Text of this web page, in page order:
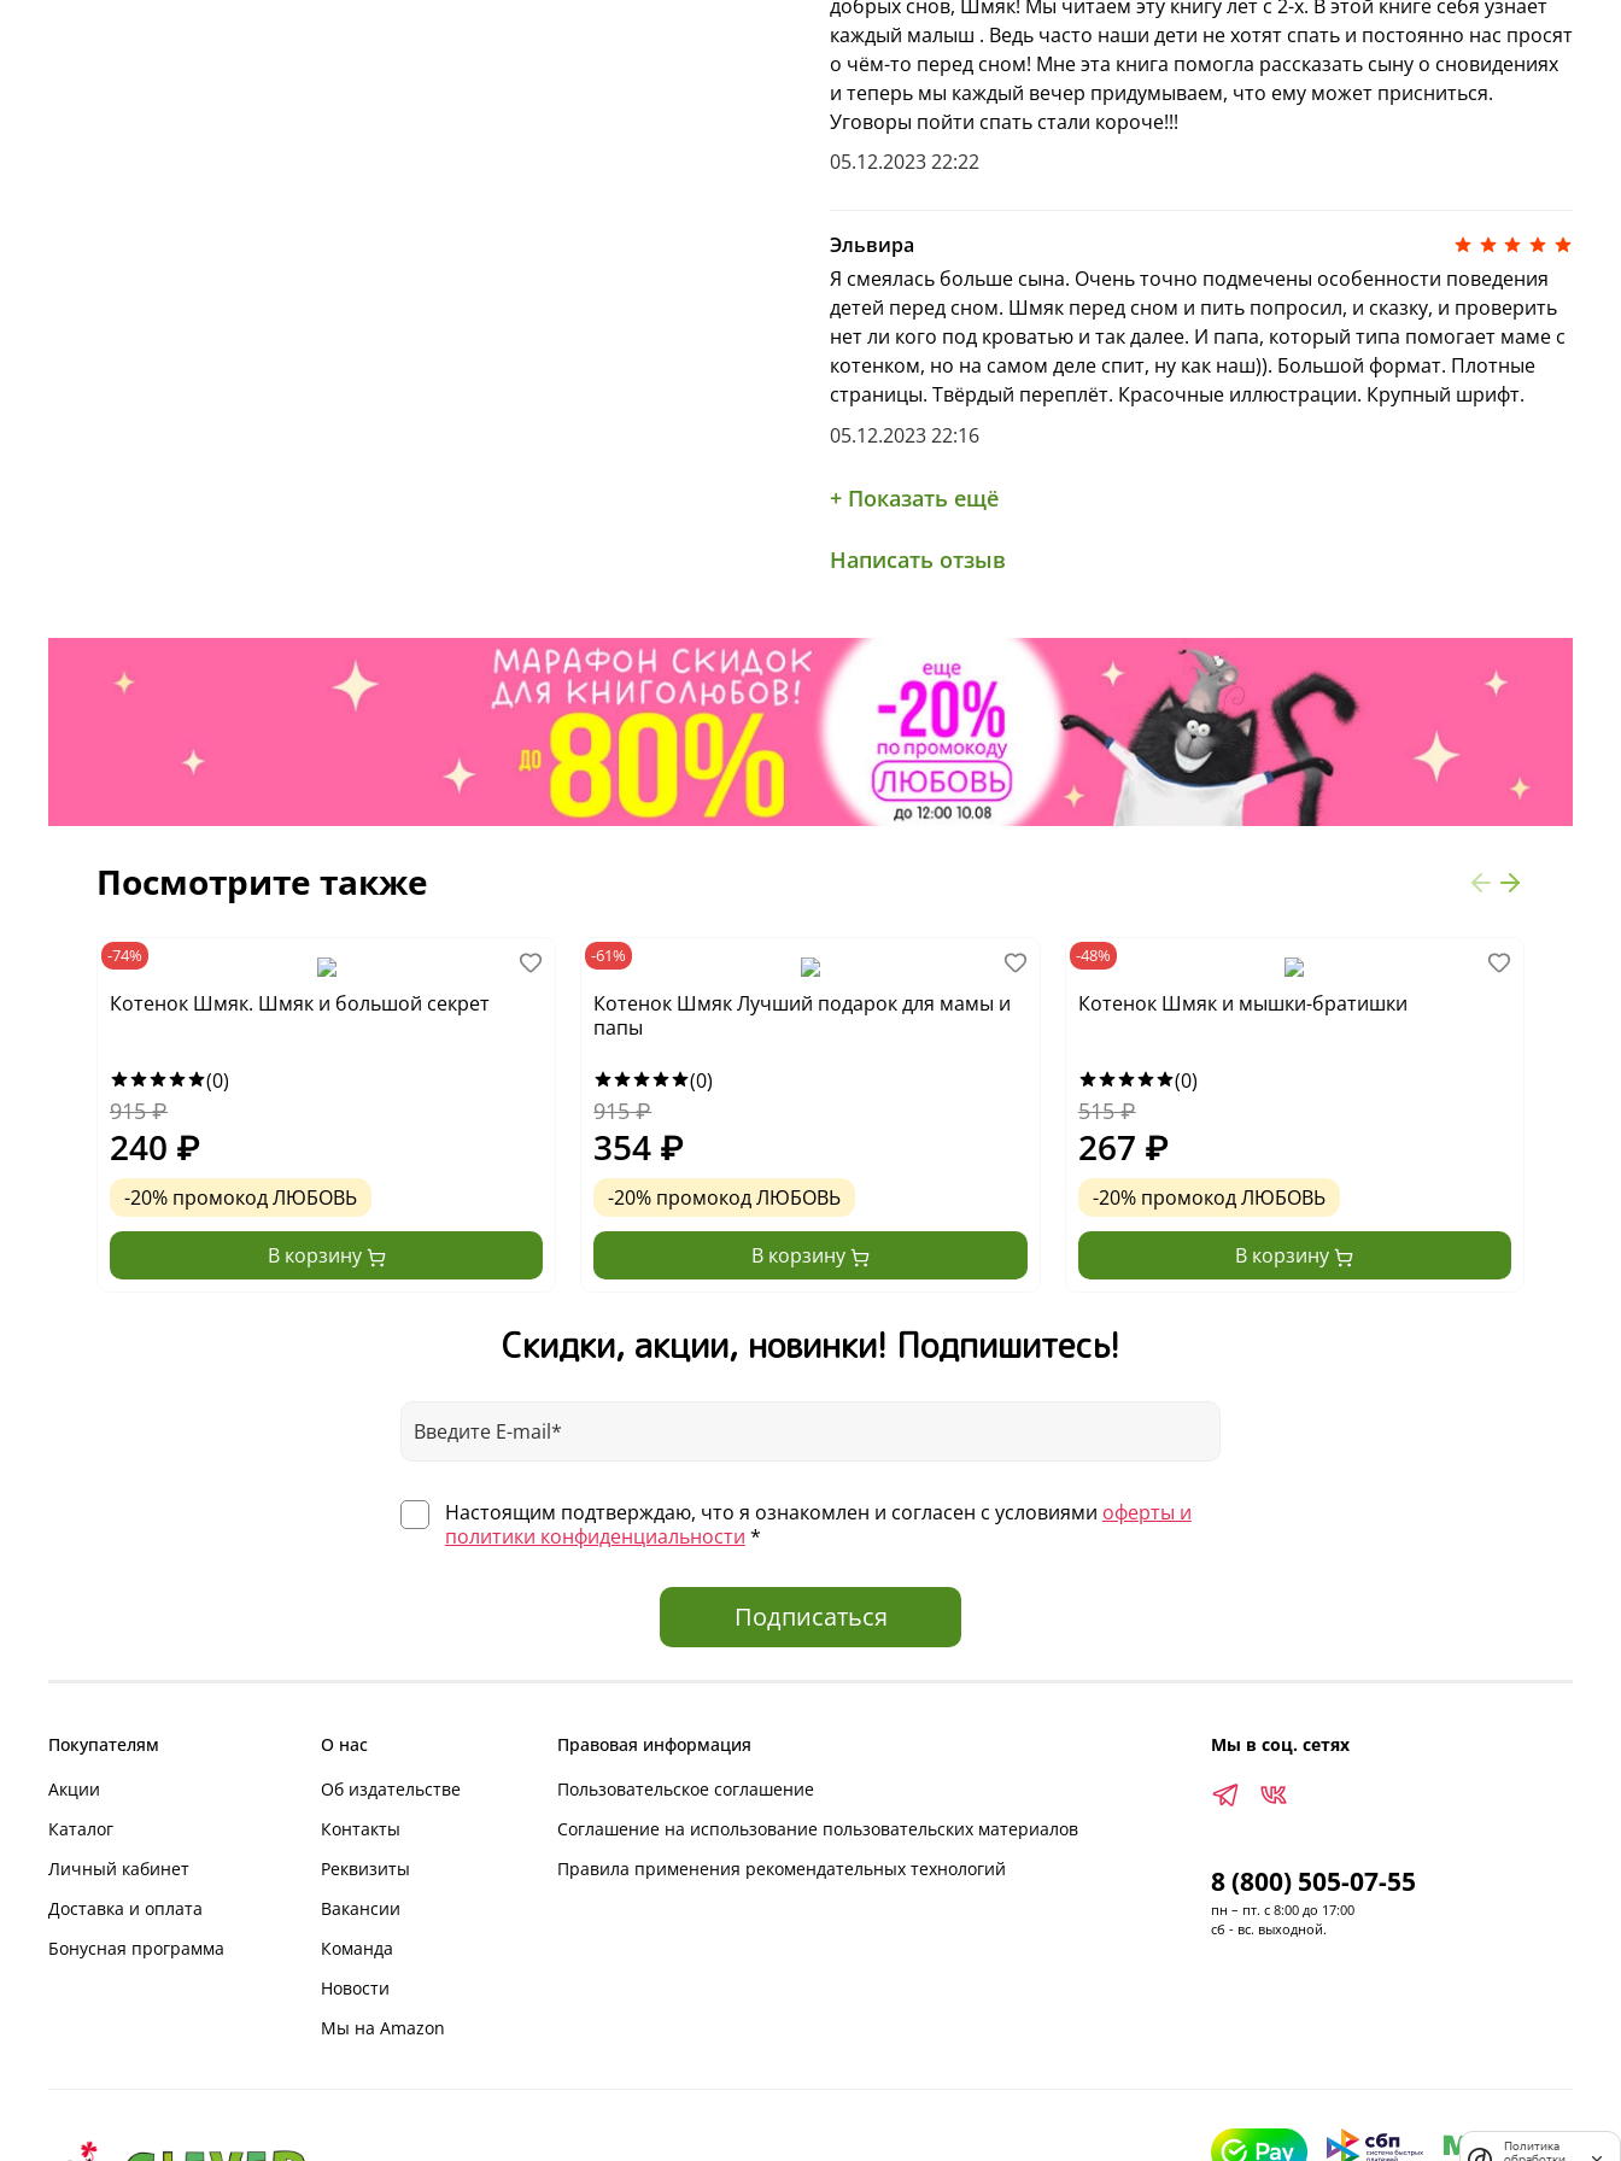
добрых снов, Шмяк! Мы читаем эту книгу лет с 2-х. В этой книге себя узнает
каждый малыш . Ведь часто наши дети не хотят спать и постоянно нас просят
о чём-то перед сном! Мне эта книга помогла рассказать сыну о сновидениях
и теперь мы каждый вечер придумываем, что ему может присниться.
Уговоры пойти спать стали короче!!!
05.12.2023 22:22
Эльвира
Я смеялась больше сына. Очень точно подмечены особенности поведения
детей перед сном. Шмяк перед сном и пить попросил, и сказку, и проверить
нет ли кого под кроватью и так далее. И папа, который типа помогает маме с
котенком, но на самом деле спит, ну как наш)). Большой формат. Плотные
страницы. Твёрдый переплёт. Красочные иллюстрации. Крупный шрифт.
05.12.2023 22:16
+ Показать ещё
Написать отзыв
Посмотрите также
-74%
Котенок Шмяк. Шмяк и большой секрет
(0)
915₽
240 ₽
-20% промокод ЛЮБОВЬ
В корзину
-61%
Котенок Шмяк Лучший подарок для мамы и
папы
(0)
915₽
354 ₽
-20% промокод ЛЮБОВЬ
В корзину
-48%
Котенок Шмяк и мышки-братишки
(0)
515₽
267 ₽
-20% промокод ЛЮБОВЬ
В корзину
Скидки, акции, новинки! Подпишитесь!
Настоящим подтверждаю, что я ознакомлен и согласен с условиями оферты и
политики конфиденциальности *
Подписаться
Покупателям
Акции
Каталог
Личный кабинет
Доставка и оплата
Бонусная программа
О нас
Об издательстве
Контакты
Реквизиты
Вакансии
Команда
Новости
Мы на Amazon
Правовая информация
Пользовательское соглашение
Соглашение на использование пользовательских материалов
Правила применения рекомендательных технологий
Мы в соц. сетях
8 (800) 505-07-55
пн – пт. с 8:00 до 17:00
сб - вс. выходной.
Политика